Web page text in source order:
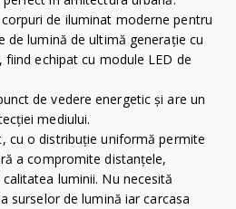
de iluminat moderne pentru
de lumină de ultimă generaţie cu
echipat cu module LED de
de vedere energetic şi are un
mediului.
cu o distribuţie uniformă permite
a compromite distanţele,
luminii. Nu necesită
surselor de lumină iar carcasa